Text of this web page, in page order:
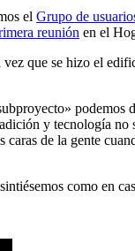
el Grupo de
reunión en el
que se hizo el
y tecnología
de la gente
como en